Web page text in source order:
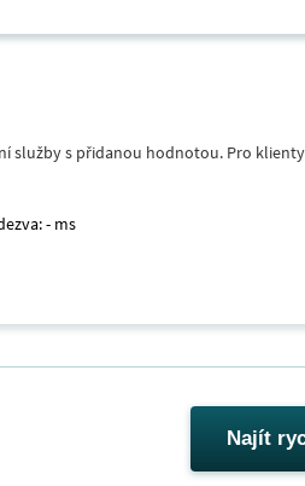
služby s přidanou hodnotou. Pro
- ms
Najít